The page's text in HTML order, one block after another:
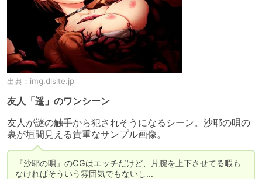
出典： img.dlsite.jp
友人「遥」のワンシーン
友人が謎の触手から犯されそうになるシーン。沙耶の唄の
裏が垣間見える貴重なサンプル画像。
『沙耶の唄』のCGはエッチだけど、片腕を上下させてる暇も
なければそういう雰囲気でもないし…